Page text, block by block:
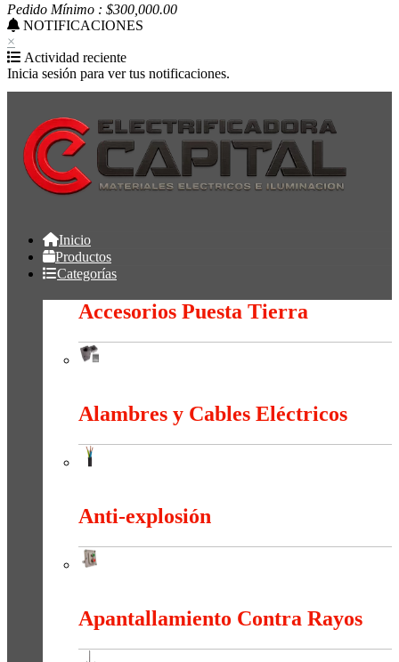
Pedido Mínimo : $300,000.00
NOTIFICACIONES
×
Actividad reciente
Inicia sesión para ver tus notificaciones.
Inicio
Productos
Categorías
Accesorios Puesta Tierra
Alambres y Cables Eléctricos
Anti-explosión
Apantallamiento Contra Rayos